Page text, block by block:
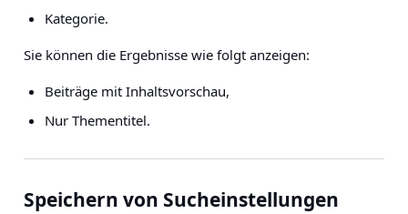
Kategorie.
Sie können die Ergebnisse wie folgt anzeigen:
Beiträge mit Inhaltsvorschau,
Nur Thementitel.
Speichern von Sucheinstellungen